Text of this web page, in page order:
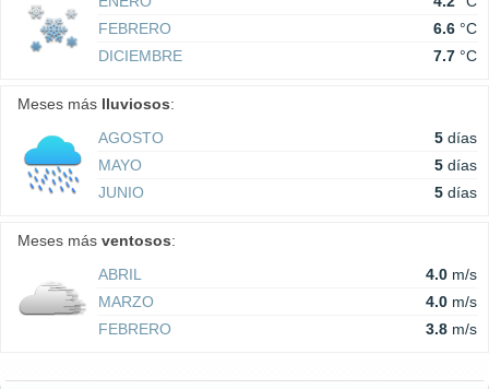
FEBRERO
6.6 °C
DICIEMBRE
7.7 °C
Meses más lluviosos:
AGOSTO
5 días
MAYO
5 días
JUNIO
5 días
Meses más ventosos:
ABRIL
4.0 m/s
MARZO
4.0 m/s
FEBRERO
3.8 m/s